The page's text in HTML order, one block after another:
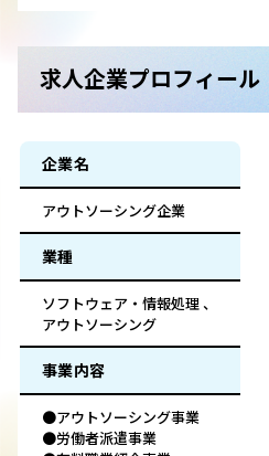
求人企業プロフィール
企業名
アウトソーシング企業
業種
ソフトウェア・情報処理 、
アウトソーシング
事業内容
●アウトソーシング事業
●労働者派遣事業